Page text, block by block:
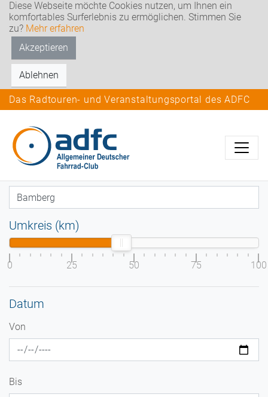
Diese Webseite möchte Cookies nutzen, um Ihnen ein
komfortables Surferlebnis zu ermöglichen. Stimmen Sie
zu? Mehr erfahren
Akzeptieren
Ablehnen
Das Radtouren- und Veranstaltungsportal des ADFC
Umkreis (km)
0 25 50 75 100
Datum
Von
Bis